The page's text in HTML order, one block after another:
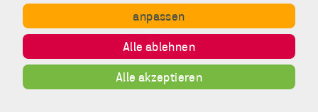
Copyright © Gemeinde Nordharz - 01|2021 - All rights reserved.
Datenschutz Disclaimer
Inhalt
anpassen
Alle ablehnen
Alle akzeptieren
stellen können.
Sie werden nicht
eingesetzt, um
Informationen
über Sie für
andere Zwecke
wie Marketing